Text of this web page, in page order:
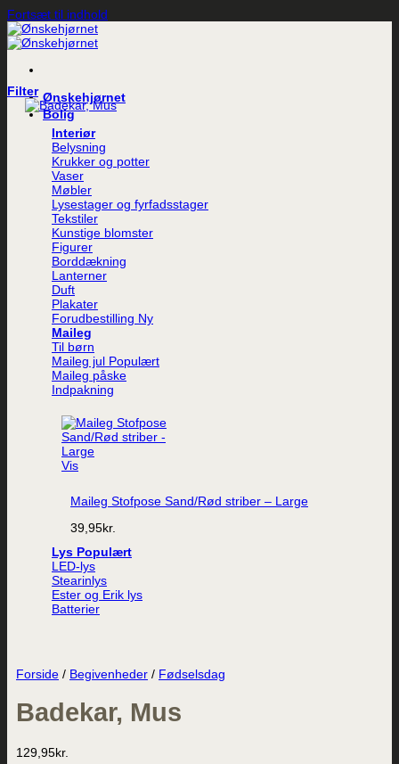
Fortsæt til indhold
Ønskehjørnet
Bolig
Interiør
Belysning
Krukker og potter
Vaser
Møbler
Lysestager og fyrfadsstager
Tekstiler
Kunstige blomster
Figurer
Borddækning
Lanterner
Duft
Plakater
Forudbestilling
Maileg
Til børn
Maileg jul
Maileg påske
Indpakning
Vis
Maileg Stofpose Sand/Rød striber – Large
39,95kr.
Lys
LED-lys
Stearinlys
Ester og Erik lys
Batterier
Filter
Forside / Begivenheder / Fødselsdag
Badekar, Mus
129,95kr.